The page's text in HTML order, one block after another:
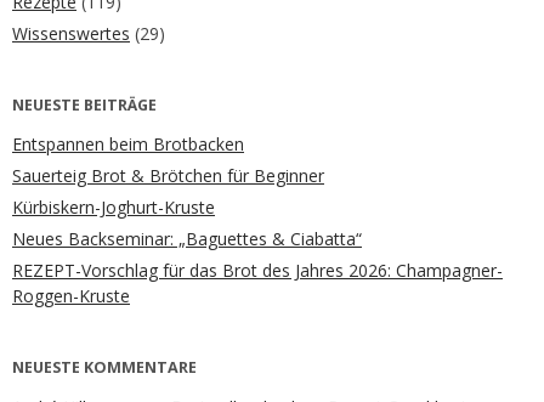
Wissenswertes (29)
NEUESTE BEITRÄGE
Entspannen beim Brotbacken
Sauerteig Brot & Brötchen für Beginner
Kürbiskern-Joghurt-Kruste
Neues Backseminar: „Baguettes & Ciabatta“
REZEPT-Vorschlag für das Brot des Jahres 2026: Champagner-
Roggen-Kruste
NEUESTE KOMMENTARE